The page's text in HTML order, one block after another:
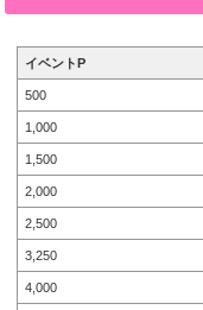
イベントP
500
1,000
1,500
2,000
2,500
3,250
4,000